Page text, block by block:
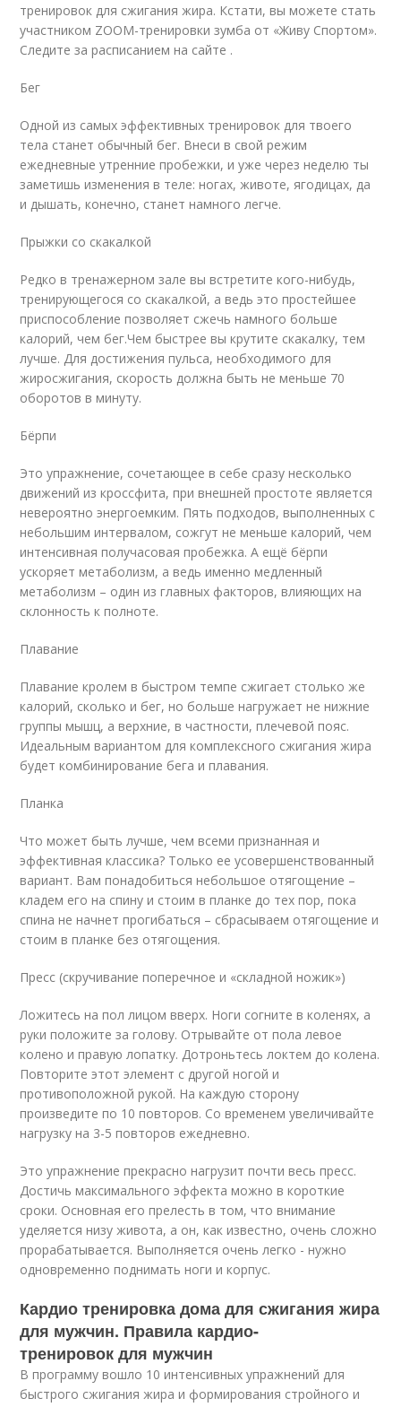
тренировок для сжигания жира. Кстати, вы можете стать
участником ZOOM-тренировки зумба от «Живу Спортом».
Следите за расписанием на сайте .
Бег
Одной из самых эффективных тренировок для твоего
тела станет обычный бег. Внеси в свой режим
ежедневные утренние пробежки, и уже через неделю ты
заметишь изменения в теле: ногах, животе, ягодицах, да
и дышать, конечно, станет намного легче.
Прыжки со скакалкой
Редко в тренажерном зале вы встретите кого-нибудь,
тренирующегося со скакалкой, а ведь это простейшее
приспособление позволяет сжечь намного больше
калорий, чем бег.Чем быстрее вы крутите скакалку, тем
лучше. Для достижения пульса, необходимого для
жиросжигания, скорость должна быть не меньше 70
оборотов в минуту.
Бёрпи
Это упражнение, сочетающее в себе сразу несколько
движений из кроссфита, при внешней простоте является
невероятно энергоемким. Пять подходов, выполненных с
небольшим интервалом, сожгут не меньше калорий, чем
интенсивная получасовая пробежка. А ещё бёрпи
ускоряет метаболизм, а ведь именно медленный
метаболизм – один из главных факторов, влияющих на
склонность к полноте.
Плавание
Плавание кролем в быстром темпе сжигает столько же
калорий, сколько и бег, но больше нагружает не нижние
группы мышц, а верхние, в частности, плечевой пояс.
Идеальным вариантом для комплексного сжигания жира
будет комбинирование бега и плавания.
Планка
Что может быть лучше, чем всеми признанная и
эффективная классика? Только ее усовершенствованный
вариант. Вам понадобиться небольшое отягощение –
кладем его на спину и стоим в планке до тех пор, пока
спина не начнет прогибаться – сбрасываем отягощение и
стоим в планке без отягощения.
Пресс (скручивание поперечное и «складной ножик»)
Ложитесь на пол лицом вверх. Ноги согните в коленях, а
руки положите за голову. Отрывайте от пола левое
колено и правую лопатку. Дотроньтесь локтем до колена.
Повторите этот элемент с другой ногой и
противоположной рукой. На каждую сторону
произведите по 10 повторов. Со временем увеличивайте
нагрузку на 3-5 повторов ежедневно.
Это упражнение прекрасно нагрузит почти весь пресс.
Достичь максимального эффекта можно в короткие
сроки. Основная его прелесть в том, что внимание
уделяется низу живота, а он, как известно, очень сложно
прорабатывается. Выполняется очень легко - нужно
одновременно поднимать ноги и корпус.
Кардио тренировка дома для сжигания жира
для мужчин. Правила кардио-
тренировок для мужчин
В программу вошло 10 интенсивных упражнений для
быстрого сжигания жира и формирования стройного и